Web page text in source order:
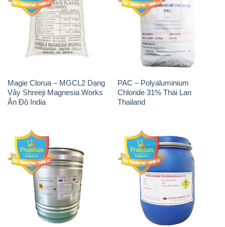
Magie Clorua – MGCL2 Dạng
Vảy Shreeji Magnesia Works
Ấn Độ India
PAC – Polyaluminium
Chloride 31% Thái Lan
Thailand